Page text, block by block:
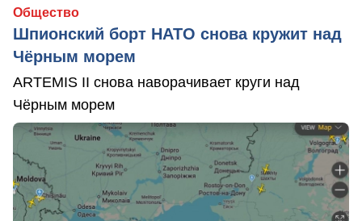
Общество
Шпионский борт НАТО снова кружит над
Чёрным морем
ARTEMIS II снова наворачивает круги над
Чёрным морем